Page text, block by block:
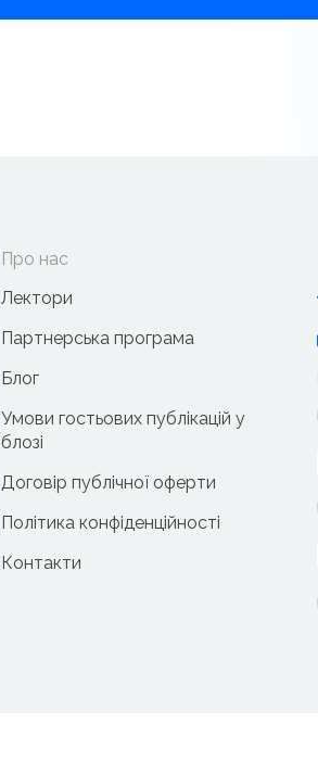
Про нас
Лектори
Партнерська програма
Блог
Умови гостьових публікацій у
блозі
Договір публічної оферти
Політика конфіденційності
Контакти